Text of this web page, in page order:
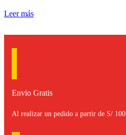
Leer más
Envio Gratis
Al realizar un pedido a partir de S/ 100